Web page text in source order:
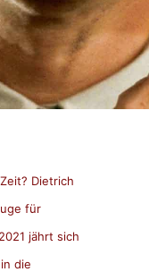
Dietrich
für
jährt sich
die